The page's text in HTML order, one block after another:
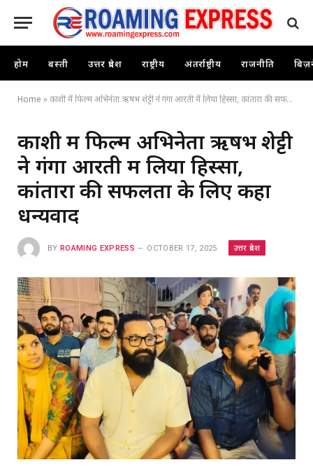
होम बस्ती उत्तर प्रदेश राष्ट्रीय अंतर्राष्ट्रीय राजनीति
Home »काशी में फिल्म अभिनेता ऋषभ शेट्टी ने गंगा आरती में लिया हिस्सा, कांतारा की सफलता के लिए कहा धन्यवाद
काशी में फिल्म अभिनेता ऋषभ शेट्टी
ने गंगा आरती में लिया हिस्सा,
कांतारा की सफलता के लिए कहा
धन्यवाद
BY ROAMING EXPRESS OCTOBER 17, 2025 उत्तर प्रदेश